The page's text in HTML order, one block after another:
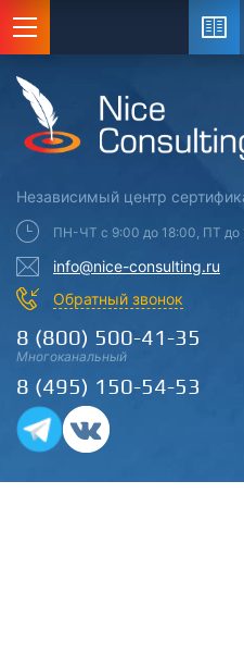
Независимый центр
ПН-ЧТ с 9:00 до 18:00, ПТ до
info@nice-consulting.ru
Обратный звонок
8 (800) 500-41-35
Многоканальный
8 (495) 150-54-53